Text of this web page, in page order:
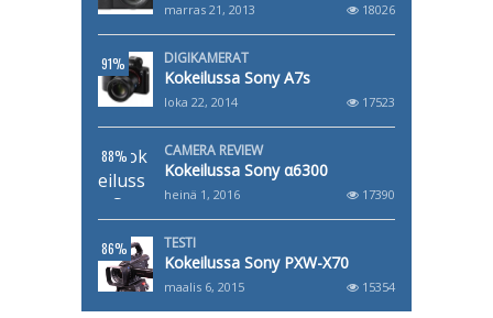
marras 21, 2013 18026
91% DIGIKAMERAT
Kokeilussa Sony A7s
loka 22, 2014 17523
88% CAMERA REVIEW
Kokeilussa Sony α6300
heinä 1, 2016 17390
86% TESTI
Kokeilussa Sony PXW-X70
maalis 6, 2015 15354